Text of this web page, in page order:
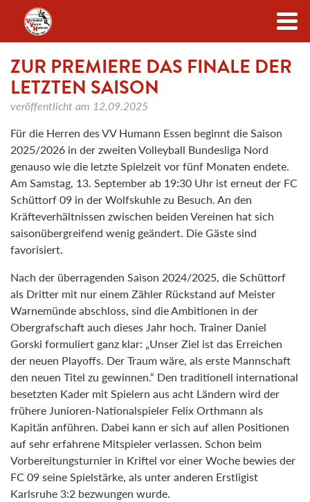
Zum Inhalt
ZUR PREMIERE DAS FINALE DER
LETZTEN SAISON
veröffentlicht am 12.09.2025
Für die Herren des VV Humann Essen beginnt die Saison
2025/2026 in der zweiten Volleyball Bundesliga Nord
genauso wie die letzte Spielzeit vor fünf Monaten endete.
Am Samstag, 13. September ab 19:30 Uhr ist erneut der FC
Schüttorf 09 in der Wolfskuhle zu Besuch. An den
Kräfteverhältnissen zwischen beiden Vereinen hat sich
saisonübergreifend wenig geändert. Die Gäste sind
favorisiert.
Nach der überragenden Saison 2024/2025, die Schüttorf
als Dritter mit nur einem Zähler Rückstand auf Meister
Warnemünde abschloss, sind die Ambitionen in der
Obergrafschaft auch dieses Jahr hoch. Trainer Daniel
Gorski formuliert ganz klar: „Unser Ziel ist das Erreichen
der neuen Playoffs. Der Traum wäre, als erste Mannschaft
den neuen Titel zu gewinnen.“ Den traditionell international
besetzten Kader mit Spielern aus acht Ländern wird der
frühere Junioren-Nationalspieler Felix Orthmann als
Kapitän anführen. Dabei kann er sich auf allen Positionen
auf sehr erfahrene Mitspieler verlassen. Schon beim
Vorbereitungsturnier in Kriftel vor einer Woche bewies der
FC 09 seine Spielstärke, als unter anderen Erstligist
Karlsruhe 3:2 bezwungen wurde.